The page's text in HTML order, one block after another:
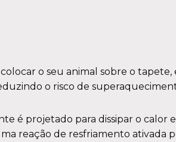
o seu animal sobre o tapete,
o risco de
é projetado para dissipar o calor
reação de resfriamento ativada